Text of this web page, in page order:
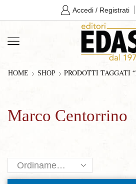
Accedi / Registrati
HOME SHOP PRODOTTI TAGGATI
Marco Centorrino